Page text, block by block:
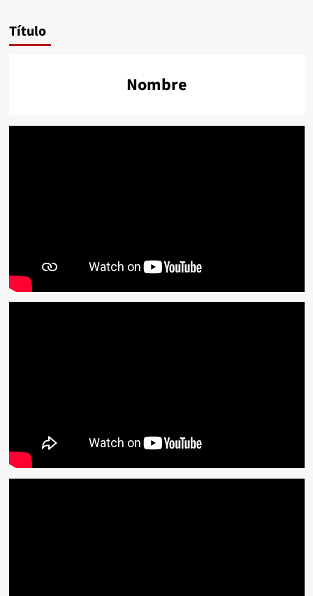
Título
Nombre